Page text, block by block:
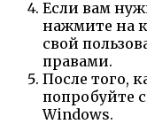
Если вам
нажмите на
свой
правами.
После того,
попробуйте
Windows.